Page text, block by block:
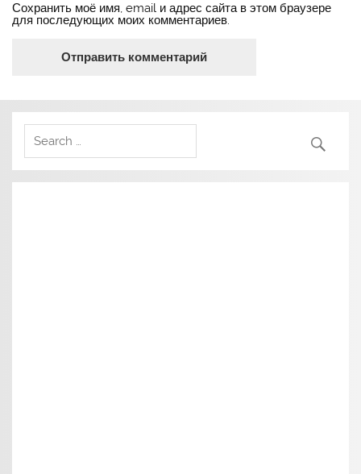
Сохранить моё имя, email и адрес сайта в этом браузере
для последующих моих комментариев.